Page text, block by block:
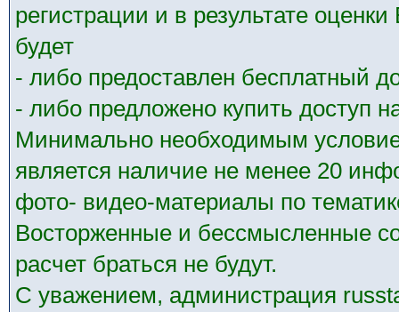
регистрации и в результате
будет
- либо предоставлен бесплатный
- либо предложено купить доступ
Минимально необходимым
является наличие не менее 20
фото- видео-материалы по
Восторженные и бессмысленные
расчет браться не будут.
С уважением, администрация